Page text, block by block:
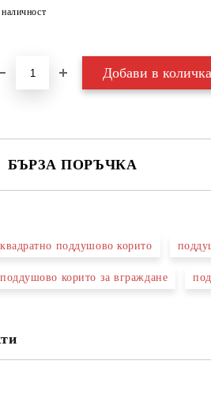
БЪРЗА ПОРЪЧКА
Съгласен съм сПолитиката за
квадратно поддушово корито
поддушово корито за вграждане